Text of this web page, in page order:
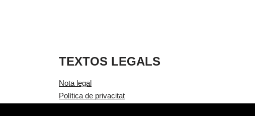
TEXTOS LEGALS
Nota legal
Política de privacitat